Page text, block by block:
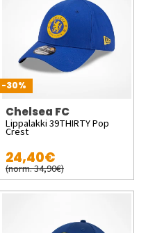
-30%
Chelsea FC
Lippalakki 39THIRTY Pop
Crest
24,40€
(norm. 34,90€)